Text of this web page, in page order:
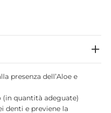
presenza dell’Aloe e
(in quantità adeguate)
denti e previene la